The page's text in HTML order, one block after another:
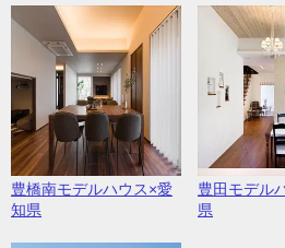
豊橋南モデルハウス×愛
知県
豊田モデル
県